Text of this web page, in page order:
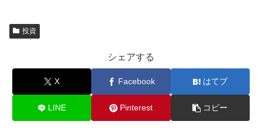
投資
シェアする
X Facebook はてブ
LINE Pinterest コピー